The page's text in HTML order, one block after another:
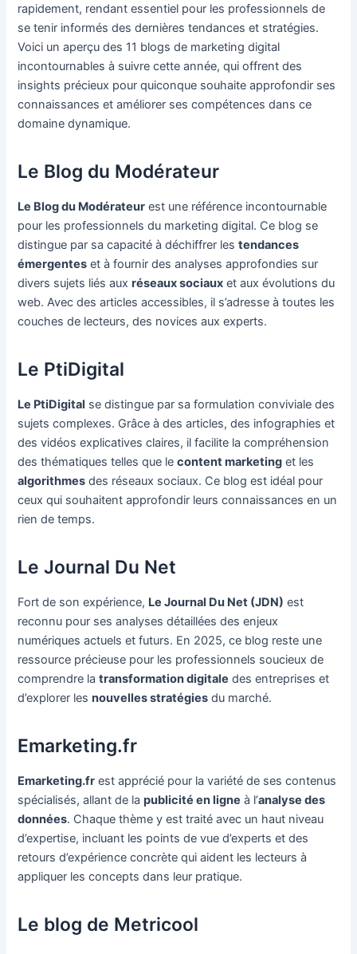
rapidement, rendant essentiel pour les professionnels de
se tenir informés des dernières tendances et stratégies.
Voici un aperçu des 11 blogs de marketing digital
incontournables à suivre cette année, qui offrent des
insights précieux pour quiconque souhaite approfondir ses
connaissances et améliorer ses compétences dans ce
domaine dynamique.
Le Blog du Modérateur
Le Blog du Modérateur est une référence incontournable
pour les professionnels du marketing digital. Ce blog se
distingue par sa capacité à déchiffrer lestendances
émergentes et à fournir des analyses approfondies sur
divers sujets liés auxréseaux sociaux et aux évolutions du
web. Avec des articles accessibles, il s’adresse à toutes les
couches de lecteurs, des novices aux experts.
Le PtiDigital
Le PtiDigital se distingue par sa formulation conviviale des
sujets complexes. Grâce à des articles, des infographies et
des vidéos explicatives claires, il facilite la compréhension
des thématiques telles que lecontent marketing et les
algorithmes des réseaux sociaux. Ce blog est idéal pour
ceux qui souhaitent approfondir leurs connaissances en un
rien de temps.
Le Journal Du Net
Fort de son expérience, Le Journal Du Net (JDN) est
reconnu pour ses analyses détaillées des enjeux
numériques actuels et futurs. En 2025, ce blog reste une
ressource précieuse pour les professionnels soucieux de
comprendre latransformation digitale des entreprises et
d’explorer lesnouvelles stratégies du marché.
Emarketing.fr
Emarketing.fr est apprécié pour la variété de ses contenus
spécialisés, allant de lapublicité en ligne à l’analyse des
données. Chaque thème y est traité avec un haut niveau
d’expertise, incluant les points de vue d’experts et des
retours d’expérience concrète qui aident les lecteurs à
appliquer les concepts dans leur pratique.
Le blog de Metricool